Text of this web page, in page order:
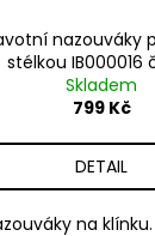
nazouváky
stélkou IB000016
Skladem
799 Kč
DETAIL
na